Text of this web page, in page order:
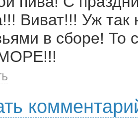
Виват!!! Уж так
в сборе! То